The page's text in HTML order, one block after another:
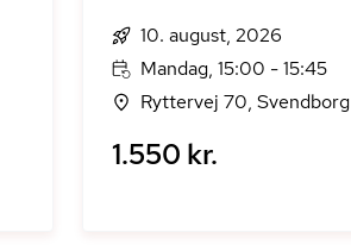
10. august, 2026
Mandag, 15:00 - 15:45
Ryttervej 70, Svendborg
1.550 kr.